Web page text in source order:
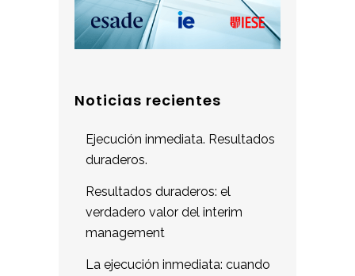
Noticias recientes
Ejecución inmediata. Resultados
duraderos.
Resultados duraderos: el
verdadero valor del interim
management
La ejecución inmediata: cuando